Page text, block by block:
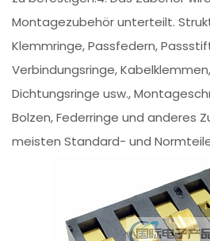
Montagezubehör unterteilt.
Klemmringe, Passfedern,
Verbindungsringe,
Dichtungsringe usw.,
Bolzen, Federringe und anderes
meisten Standard- und